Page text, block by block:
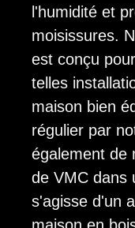
l'humidité et
moisissures.
est conçu
telles
maison bien
régulier par
également de
de VMC dans
s'agisse d'un